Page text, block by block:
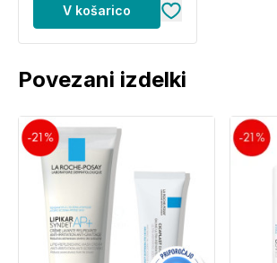
V košarico
Povezani izdelki